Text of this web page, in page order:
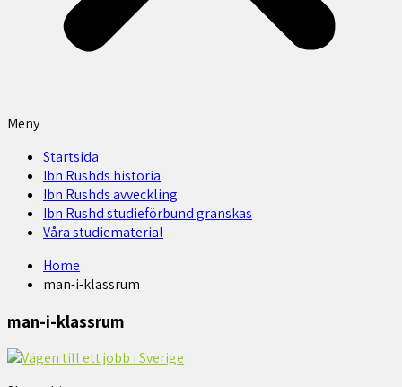
Meny
Startsida
Ibn Rushds historia
Ibn Rushds avveckling
Ibn Rushd studieförbund granskas​
Våra studiematerial
Home
man-i-klassrum
man-i-klassrum